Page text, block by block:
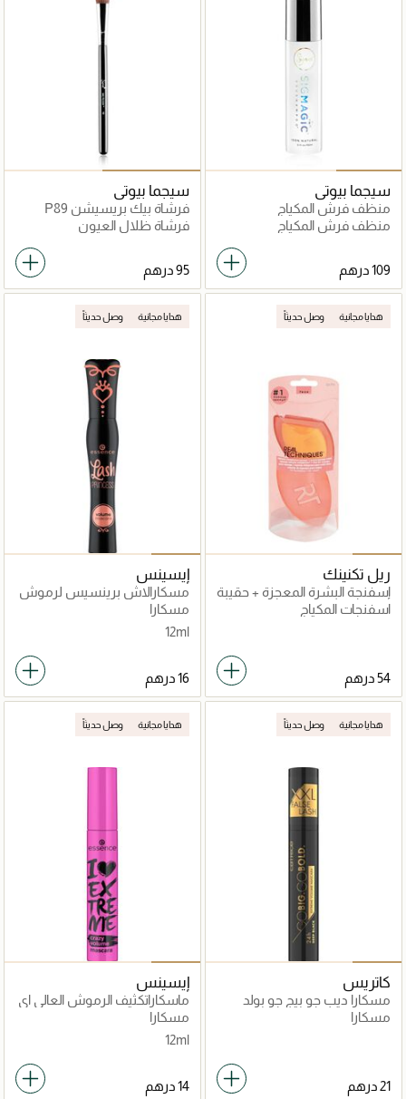
سيجما بيوتي
منظف فرش المكياج
سيجماجيك براشامبو
منظف فرش المكياج
سيجما بيوتي
فرشاة بيك بريسيشن P89
فرشاة ظلال العيون
هدايا مجانية وصل حديثاً
ريل تكنينك
إسفنجة البشرة المعجزة + حقيبة
سفر
اسفنجات المكياج
هدايا مجانية وصل حديثاً
إيسينس
مسكارالاش برينسيس لرموش
كثيفة
مسكارا
12ml
هدايا مجانية وصل حديثاً
كاتريس
مسكارا ديب جو بيج جو بولد
مسكارا
هدايا مجانية وصل حديثاً
إيسينس
ماسكاراتكثيف الرموش العالي اي
لوف اكستريم
مسكارا
12ml